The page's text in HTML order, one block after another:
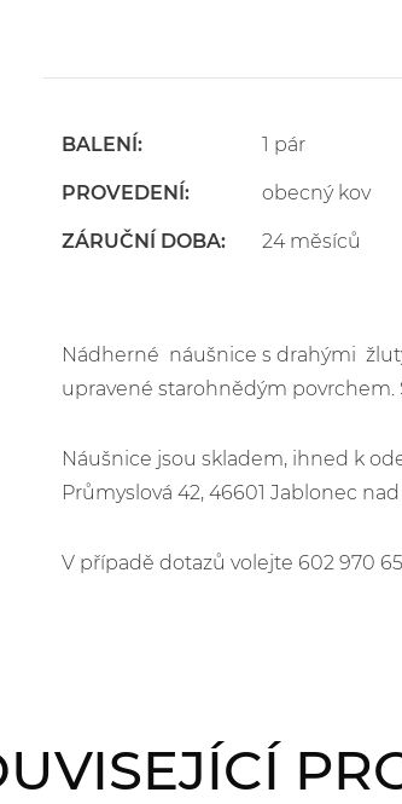
BALENÍ: 1 pár
PROVEDENÍ: obecný kov
ZÁRUČNÍ DOBA: 24 měsíců
Nádherné náušnice s drahými
upravené starohnědým povrchem.
Náušnice jsou skladem, ihned k
Průmyslová 42, 46601 Jablonec
V případě dotazů volejte 602 970